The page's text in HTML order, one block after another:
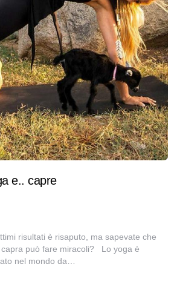
e.. capre
risultati è risaputo, ma sapevate che
può fare miracoli? Lo yoga è
nel mondo da…